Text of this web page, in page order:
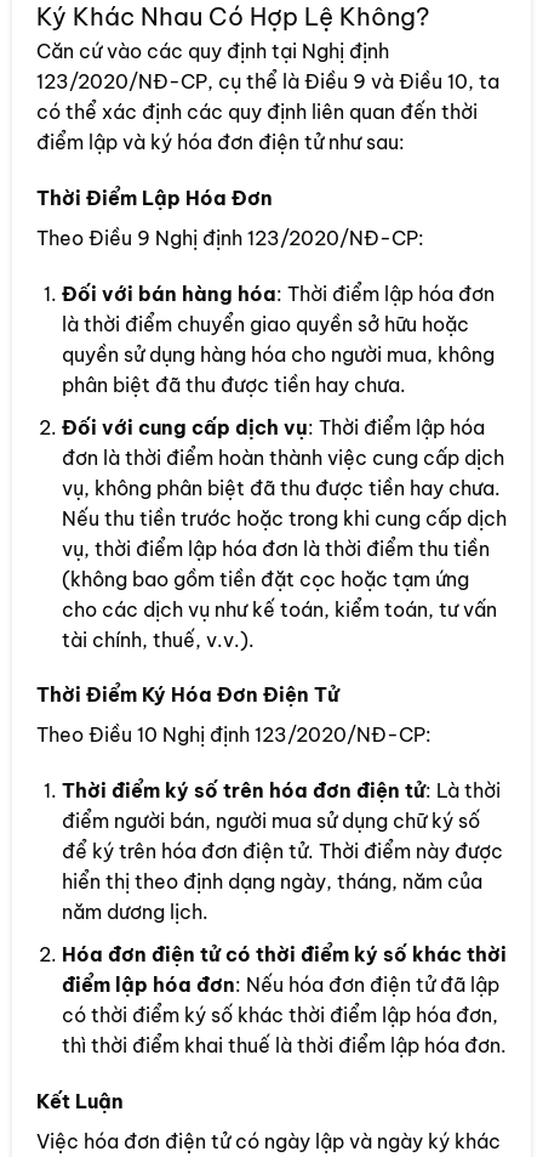
Ký Khác Nhau Có Hợp Lệ Không?
Căn cứ vào các quy định tại Nghị định
123/2020/NĐ-CP, cụ thể là Điều 9 và Điều 10, ta
có thể xác định các quy định liên quan đến thời
điểm lập và ký hóa đơn điện tử như sau:
Thời Điểm Lập Hóa Đơn
Theo Điều 9 Nghị định 123/2020/NĐ-CP:
Đối với bán hàng hóa: Thời điểm lập hóa đơn
là thời điểm chuyển giao quyền sở hữu hoặc
quyền sử dụng hàng hóa cho người mua, không
phân biệt đã thu được tiền hay chưa.
Đối với cung cấp dịch vụ: Thời điểm lập hóa
đơn là thời điểm hoàn thành việc cung cấp dịch
vụ, không phân biệt đã thu được tiền hay chưa.
Nếu thu tiền trước hoặc trong khi cung cấp dịch
vụ, thời điểm lập hóa đơn là thời điểm thu tiền
(không bao gồm tiền đặt cọc hoặc tạm ứng
cho các dịch vụ như kế toán, kiểm toán, tư vấn
tài chính, thuế, v.v.).
Thời Điểm Ký Hóa Đơn Điện Tử
Theo Điều 10 Nghị định 123/2020/NĐ-CP:
Thời điểm ký số trên hóa đơn điện tử: Là thời
điểm người bán, người mua sử dụng chữ ký số
để ký trên hóa đơn điện tử. Thời điểm này được
hiển thị theo định dạng ngày, tháng, năm của
năm dương lịch.
Hóa đơn điện tử có thời điểm ký số khác thời
điểm lập hóa đơn: Nếu hóa đơn điện tử đã lập
có thời điểm ký số khác thời điểm lập hóa đơn,
thì thời điểm khai thuế là thời điểm lập hóa đơn.
Kết Luận
Việc hóa đơn điện tử có ngày lập và ngày ký khác